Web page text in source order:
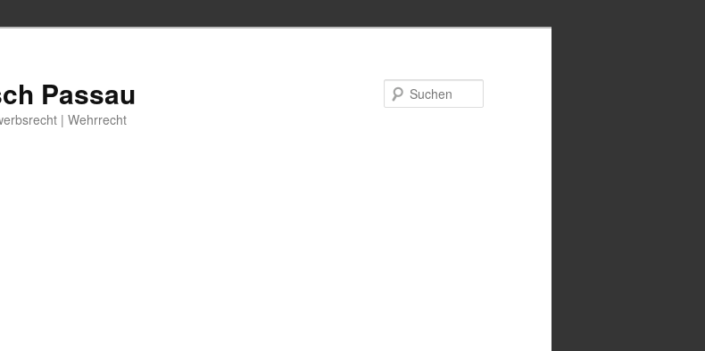
Passau
| Wehrrecht